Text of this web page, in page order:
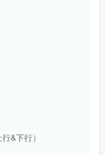
&下行）